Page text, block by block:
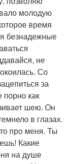
молодую
время
безнадежные
не
Со
за
как
шею. Он
в глазах.
про меня. Ты
Какие
на душе